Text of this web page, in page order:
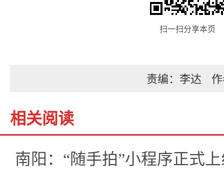
扫一扫分享本页
责编：李达
相关阅读
南阳：“随手拍”小程序正式